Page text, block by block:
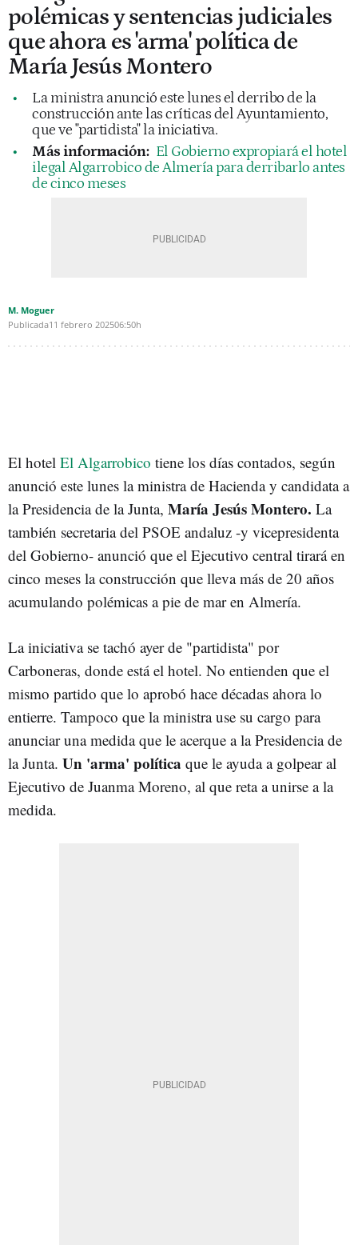
polémicas y sentencias judiciales
que ahora es 'arma' política de
María Jesús Montero
La ministra anunció este lunes el derribo de la
construcción ante las críticas del Ayuntamiento,
que ve "partidista" la iniciativa.
Más información: El Gobierno expropiará el hotel
ilegal Algarrobico de Almería para derribarlo antes
de cinco meses
M. Moguer
Publicada11 febrero 202506:50h
El hotel El Algarrobico tiene los días contados, según
anunció este lunes la ministra de Hacienda y candidata a
la Presidencia de la Junta, María Jesús Montero. La
también secretaria del PSOE andaluz -y vicepresidenta
del Gobierno- anunció que el Ejecutivo central tirará en
cinco meses la construcción que lleva más de 20 años
acumulando polémicas a pie de mar en Almería.
La iniciativa se tachó ayer de "partidista" por
Carboneras, donde está el hotel. No entienden que el
mismo partido que lo aprobó hace décadas ahora lo
entierre. Tampoco que la ministra use su cargo para
anunciar una medida que le acerque a la Presidencia de
la Junta. Un 'arma' política que le ayuda a golpear al
Ejecutivo de Juanma Moreno, al que reta a unirse a la
medida.